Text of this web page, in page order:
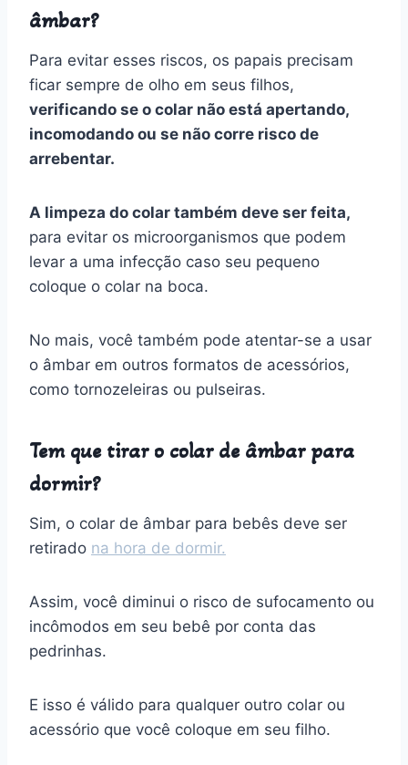
âmbar?
Para evitar esses riscos, os papais precisam
ficar sempre de olho em seus filhos,
verificando se o colar não está apertando,
incomodando ou se não corre risco de
arrebentar.
A limpeza do colar também deve ser feita,
para evitar os microorganismos que podem
levar a uma infecção caso seu pequeno
coloque o colar na boca.
No mais, você também pode atentar-se a usar
o âmbar em outros formatos de acessórios,
como tornozeleiras ou pulseiras.
Tem que tirar o colar de âmbar para
dormir?
Sim, o colar de âmbar para bebês deve ser
retirado na hora de dormir.
Assim, você diminui o risco de sufocamento ou
incômodos em seu bebê por conta das
pedrinhas.
E isso é válido para qualquer outro colar ou
acessório que você coloque em seu filho.